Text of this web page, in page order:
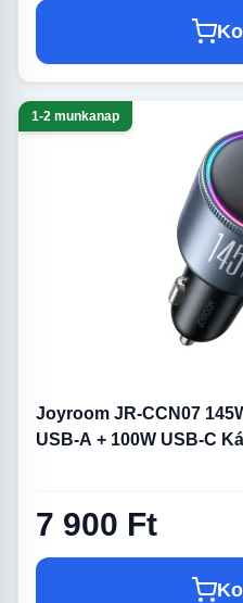
1-2 munkanap
Joyroom JR-CCN07
USB-A + 100W USB-C
7 900 Ft